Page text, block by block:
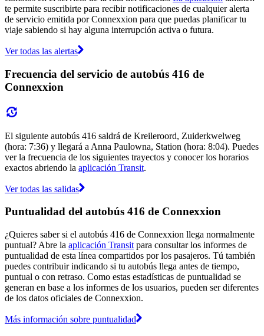
te permite suscribirte para recibir notificaciones de cualquier alerta
de servicio emitida por Connexxion para que puedas planificar tu
viaje sabiendo si hay alguna interrupción activa o futura.
Ver todas las alertas
Frecuencia del servicio de autobús 416 de
Connexxion
El siguiente autobús 416 saldrá de Kreileroord, Zuiderkwelweg
(hora: 7:36) y llegará a Anna Paulowna, Station (hora: 8:04). Puedes
ver la frecuencia de los siguientes trayectos y conocer los horarios
exactos abriendo la aplicación Transit.
Ver todas las salidas
Puntualidad del autobús 416 de Connexxion
¿Quieres saber si el autobús 416 de Connexxion llega normalmente
puntual? Abre la aplicación Transit para consultar los informes de
puntualidad de esta línea compartidos por los pasajeros. Tú también
puedes contribuir indicando si tu autobús llega antes de tiempo,
puntual o con retraso. Como estas estadísticas de puntualidad se
generan en base a los informes de los usuarios, pueden ser diferentes
de los datos oficiales de Connexxion.
Más información sobre puntualidad